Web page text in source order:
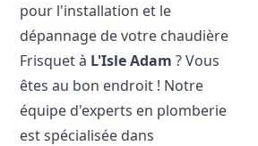
pour l'installation et le
dépannage de votre chaudière
Frisquet à L'Isle Adam ? Vous
êtes au bon endroit ! Notre
équipe d'experts en plomberie
est spécialisée dans